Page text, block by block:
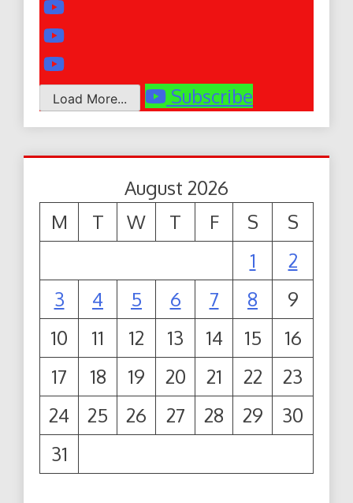
Load More... Subscribe
August 2026
M
T W T F S
S
1
2
3
4 5 6 7 8
9
10
11 12 13 14 15
16
17
18 19 20 21 22
23
24
25 26 27 28 29
30
31